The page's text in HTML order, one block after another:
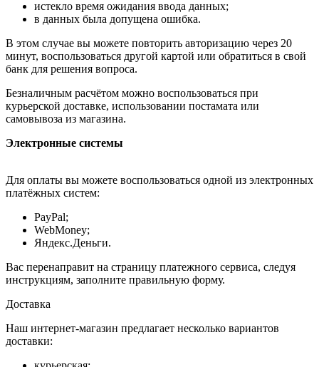
истекло время ожидания ввода данных;
в данных была допущена ошибка.
В этом случае вы можете повторить авторизацию через 20
минут, воспользоваться другой картой или обратиться в свой
банк для решения вопроса.
Безналичным расчётом можно воспользоваться при
курьерской доставке, использовании постамата или
самовывоза из магазина.
Электронные системы
Для оплаты вы можете воспользоваться одной из электронных
платёжных систем:
PayPal;
WebMoney;
Яндекс.Деньги.
Вас перенаправит на страницу платежного сервиса, следуя
инструкциям, заполните правильную форму.
Доставка
Наш интернет-магазин предлагает несколько вариантов
доставки: